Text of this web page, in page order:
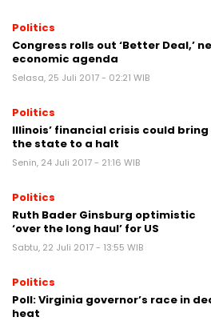
Politics
Congress rolls out ‘Better Deal,’
economic agenda
Selasa, 25 Juli 2017 - 02:21 WIB
Politics
Illinois’ financial crisis could bring
the state to a halt
Senin, 24 Juli 2017 - 21:16 WIB
Politics
Ruth Bader Ginsburg optimistic
‘over the long haul’ for US
Sabtu, 22 Juli 2017 - 13:55 WIB
Politics
Poll: Virginia governor’s race in
heat